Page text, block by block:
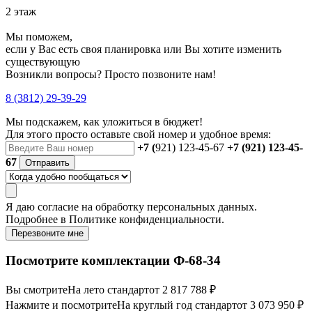
2 этаж
Мы поможем,
если у Вас есть своя планировка или Вы хотите изменить
существующую
Возникли вопросы? Просто позвоните нам!
8 (3812) 29-39-29
Мы подскажем, как уложиться в бюджет!
Для этого просто оставьте свой номер и удобное время:
+7 (921) 123-45-67 +7 (921) 123-45-
67
Отправить
Я даю согласие на обработку персональных данных.
Подробнее в Политике конфиденциальности.
Перезвоните мне
Посмотрите комплектации Ф-68-34
Вы смотритеНа лето стандартот 2 817 788 ₽
Нажмите и посмотритеНа круглый год стандартот 3 073 950 ₽